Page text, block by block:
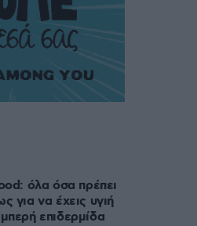
όλα όσα πρέπει
για να έχεις υγιή
επιδερμίδα